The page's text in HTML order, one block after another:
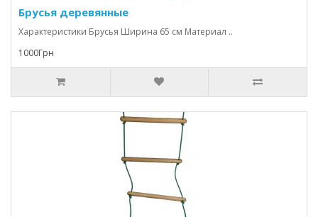
Брусья деревянные
Характеристики Брусья Ширина 65 см Материал ..
1000Грн